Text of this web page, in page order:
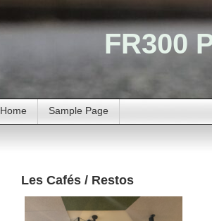
FR300
Home Sample Page
Les Cafés / Restos